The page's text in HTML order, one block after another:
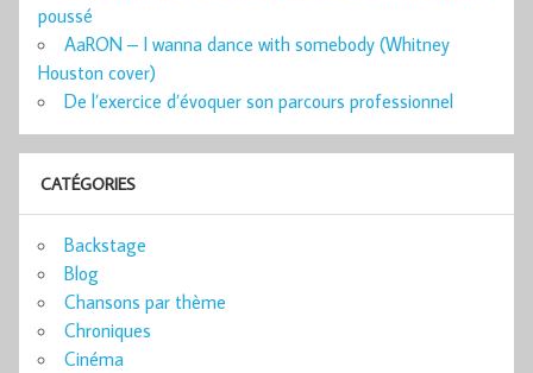
poussé
AaRON – I wanna dance with somebody (Whitney
Houston cover)
De l’exercice d’évoquer son parcours professionnel
CATÉGORIES
Backstage
Blog
Chansons par thème
Chroniques
Cinéma